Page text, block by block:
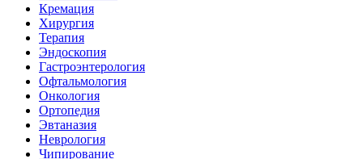
Кремация
Хирургия
Терапия
Эндоскопия
Гастроэнтерология
Офтальмология
Онкология
Ортопедия
Эвтаназия
Неврология
Чипирование